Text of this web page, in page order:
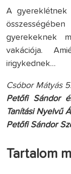
A
gyerekeknek
vakációja.
irigykednek…
Csóbor Mátyás
Petőfi Sándor
Tanítási Nyelvű
Petőfi Sándor
Tartalom